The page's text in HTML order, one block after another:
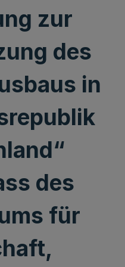
zur
des
in
des
für